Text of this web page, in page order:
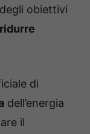
obiettivi
ridurre
di
dell’energia
il